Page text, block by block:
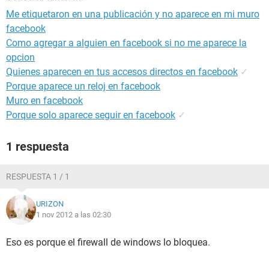
Me etiquetaron en una publicación y no aparece en mi muro
facebook
Como agregar a alguien en facebook si no me aparece la
opcion
Quienes aparecen en tus accesos directos en facebook ✓
Porque aparece un reloj en facebook
Muro en facebook
Porque solo aparece seguir en facebook ✓
1 respuesta
RESPUESTA 1 / 1
URIZON
1 nov 2012 a las 02:30
Eso es porque el firewall de windows lo bloquea.